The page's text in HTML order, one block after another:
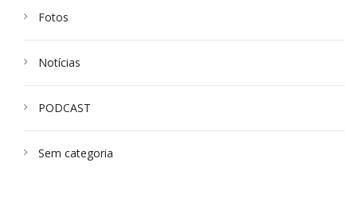
Fotos
Notícias
PODCAST
Sem categoria